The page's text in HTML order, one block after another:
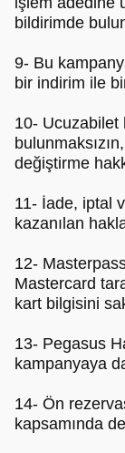
bildirimde
9- Bu
bir indirim ile
10- Ucuzabilet
değiştirme
11- İade, iptal
kazanılan
12-
Mastercard
kart bilgisini
13- Pegasus
kampanyaya
14- Ön
kapsamında